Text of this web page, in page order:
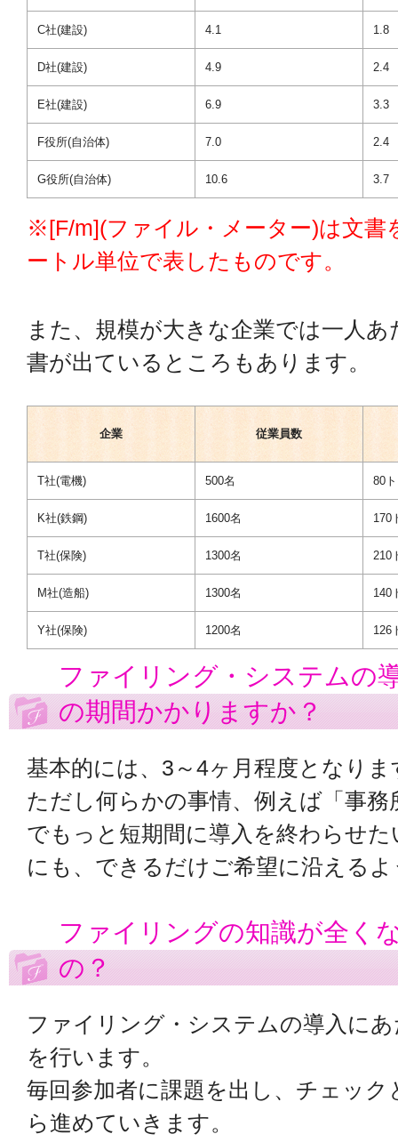
C社(建設) 4.1 1.8
D社(建設) 4.9 2.4
E社(建設) 6.9 3.3
F役所(自治体) 7.0 2.4
G役所(自治体) 10.6 3.7
※[F/m](ファイル・メーター)は文書
ートル単位で表したものです。
また、規模が大きな企業では一人
書が出ているところもあります。
企業 従業員数
T社(電機) 500名 80
K社(鉄鋼) 1600名 170
T社(保険) 1300名 210
M社(造船) 1300名 140
Y社(保険) 1200名 126
ファイリング・システムの
の期間かかりますか？
基本的には、3～4ヶ月程度となりま
ただし何らかの事情、例えば「事
でもっと短期間に導入を終わらせ
にも、できるだけご希望に沿える
ファイリングの知識が全く
の？
ファイリング・システムの導入に
を行います。
毎回参加者に課題を出し、チェッ
ら進めていきます。